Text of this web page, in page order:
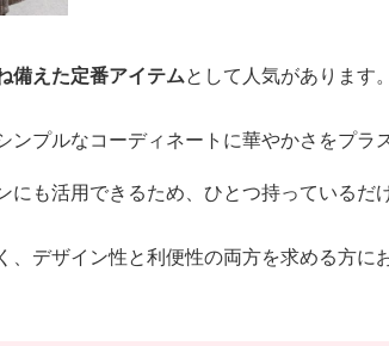
備えた定番アイテムとして人気があります。
プルなコーディネートに華やかさをプラ
も活用できるため、ひとつ持っているだ
デザイン性と利便性の両方を求める方に